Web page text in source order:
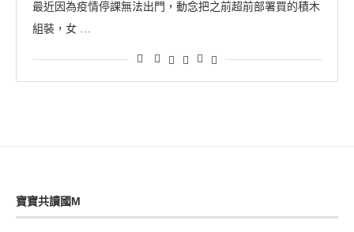
最近因為疫情停課無法出門，動念把之前超前部署買的積木
組裝，女 …
寶寶共讀國M